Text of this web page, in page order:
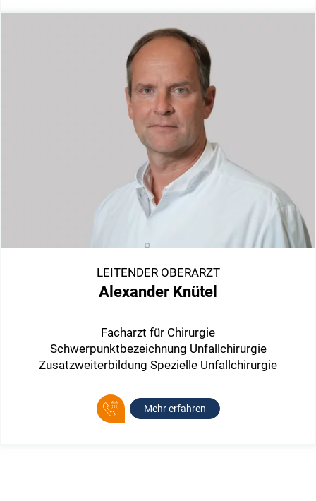
LEITENDER OBERARZT
Alexander Knütel
Facharzt für Chirurgie
Schwerpunktbezeichnung Unfallchirurgie
Zusatzweiterbildung Spezielle Unfallchirurgie
Mehr erfahren